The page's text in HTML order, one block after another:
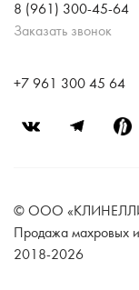
8 (961) 300-45-64
Заказать звонок
+7 961 300 45 64
© ООО
Продажа махровых
2018-2026